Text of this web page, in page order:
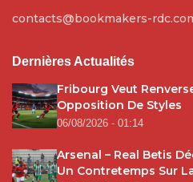
contacts@bookmakers-
Dernières Actualités
Fribourg Veut
Opposition De Styles
06/08/2026 - 01:14
Arsenal – Real Betis
Un Contretemps Sur